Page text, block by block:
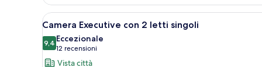
Apri
tutte
le
foto
Una camera d'albergo con
4
Camera Executive con 2 letti singoli
9,49,4 su 10
Eccezionale
12 recensioni
(12
recensioni)
Vista città